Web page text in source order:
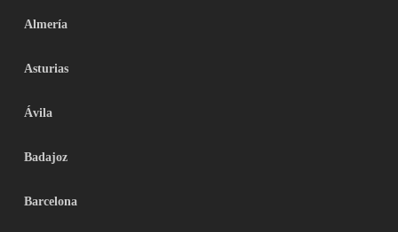
Almería
Asturias
Ávila
Badajoz
Barcelona